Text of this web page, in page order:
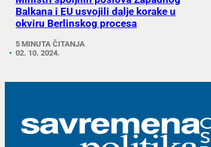
Balkana i EU usvojili dalje korake u
okviru Berlinskog procesa
5 MINUTA ČITANJA
02. 10. 2024.